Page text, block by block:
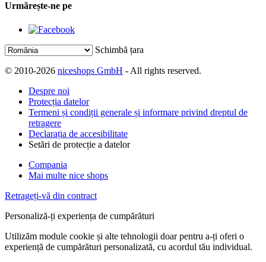
Urmărește-ne pe
Schimbă țara
© 2010-2026 niceshops GmbH - All rights reserved.
Despre noi
Protecția datelor
Termeni și condiții generale și informare privind dreptul de
retragere
Declarația de accesibilitate
Setări de protecție a datelor
Compania
Mai multe nice shops
Retrageți-vă din contract
Personaliză-ți experiența de cumpărături
Utilizăm module cookie și alte tehnologii doar pentru a-ți oferi o
experiență de cumpărături personalizată, cu acordul tău individual.